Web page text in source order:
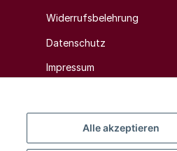
Alle akzeptieren
Widerrufsbelehrung
Datenschutz
Impressum